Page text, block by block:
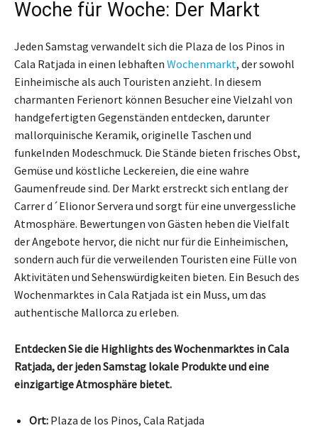
Woche für Woche: Der Markt
Jeden Samstag verwandelt sich die Plaza de los Pinos in
Cala Ratjada in einen lebhaften Wochenmarkt, der sowohl
Einheimische als auch Touristen anzieht. In diesem
charmanten Ferienort können Besucher eine Vielzahl von
handgefertigten Gegenständen entdecken, darunter
mallorquinische Keramik, originelle Taschen und
funkelnden Modeschmuck. Die Stände bieten frisches Obst,
Gemüse und köstliche Leckereien, die eine wahre
Gaumenfreude sind. Der Markt erstreckt sich entlang der
Carrer d´Elionor Servera und sorgt für eine unvergessliche
Atmosphäre. Bewertungen von Gästen heben die Vielfalt
der Angebote hervor, die nicht nur für die Einheimischen,
sondern auch für die verweilenden Touristen eine Fülle von
Aktivitäten und Sehenswürdigkeiten bieten. Ein Besuch des
Wochenmarktes in Cala Ratjada ist ein Muss, um das
authentische Mallorca zu erleben.
Entdecken Sie die Highlights des Wochenmarktes in Cala
Ratjada, der jeden Samstag lokale Produkte und eine
einzigartige Atmosphäre bietet.
Ort: Plaza de los Pinos, Cala Ratjada